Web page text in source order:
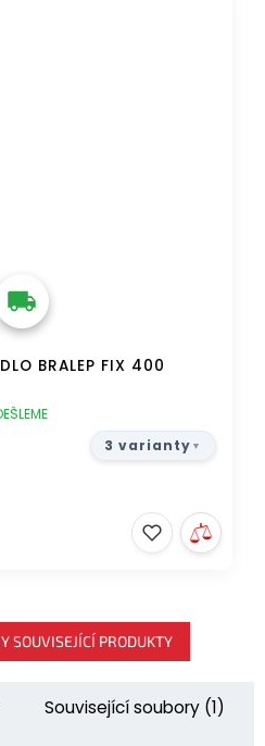
BRALEP FIX 400
3 varianty
SOUVISEJÍCÍ PRODUKTY
Související soubory (1)